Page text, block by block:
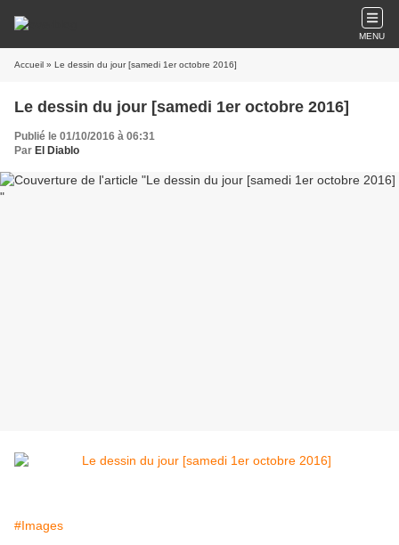
MENU
Accueil » Le dessin du jour [samedi 1er octobre 2016]
Le dessin du jour [samedi 1er octobre 2016]
Publié le 01/10/2016 à 06:31
Par El Diablo
#Images